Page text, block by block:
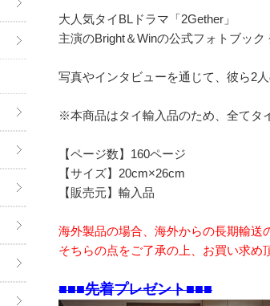
大人気タイBLドラマ「2Gether」
主演のBright＆Winの公式フォトブック
写真やインタビューを通じて、彼ら2
※本商品はタイ輸入品のため、全てタ
【ページ数】160ページ
【サイズ】20cm×26cm
【販売元】輸入品
海外製品の場合、海外からの長期輸送
そちらの点をご了承の上、お買い求め
■■■先着プレゼント■■■